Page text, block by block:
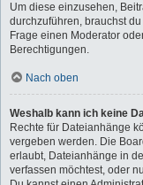
Um diese einzusehen,
durchzuführen, brauchst
Frage einen Moderator
Berechtigungen.
Nach oben
Weshalb kann ich keine
Rechte für Dateianhänge
vergeben werden. Die
erlaubt, Dateianhänge in
verfassen möchtest, oder